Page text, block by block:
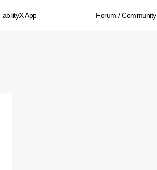
abilityX App Forum / Community